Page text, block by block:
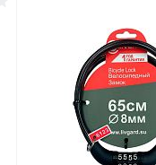
В
Купить в 1 клик
В избранное